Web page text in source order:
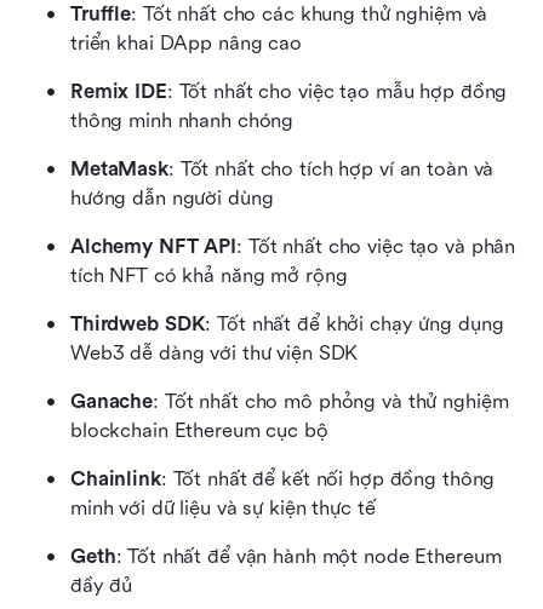
Truffle: Tốt nhất cho các khung thử nghiệm và
triển khai DApp nâng cao
Remix IDE: Tốt nhất cho việc tạo mẫu hợp đồng
thông minh nhanh chóng
MetaMask: Tốt nhất cho tích hợp ví an toàn và
hướng dẫn người dùng
Alchemy NFT API: Tốt nhất cho việc tạo và phân
tích NFT có khả năng mở rộng
Thirdweb SDK: Tốt nhất để khởi chạy ứng dụng
Web3 dễ dàng với thư viện SDK
Ganache: Tốt nhất cho mô phỏng và thử nghiệm
blockchain Ethereum cục bộ
Chainlink: Tốt nhất để kết nối hợp đồng thông
minh với dữ liệu và sự kiện thực tế
Geth: Tốt nhất để vận hành một node Ethereum
đầy đủ